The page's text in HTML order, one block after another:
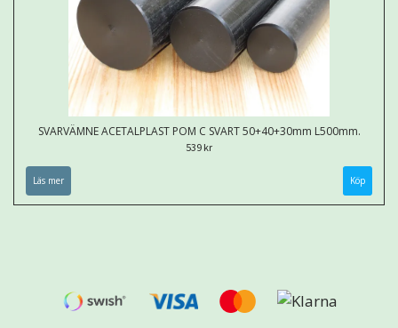
SVARVÄMNE ACETALPLAST POM C SVART 50+40+30mm L500mm.
539 kr
Läs mer Köp